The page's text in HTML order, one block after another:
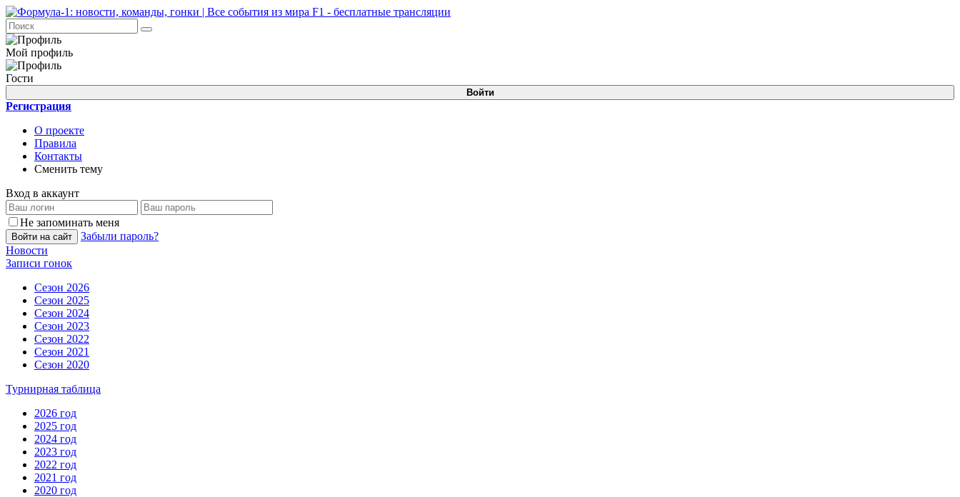
Мой профиль
Гости
Войти
Регистрация
О проекте
Правила
Контакты
Сменить тему
Вход в аккаунт
Не запоминать меня
Войти на сайт
Забыли пароль?
Новости
Записи гонок
Сезон 2026
Сезон 2025
Сезон 2024
Сезон 2023
Сезон 2022
Сезон 2021
Сезон 2020
Турнирная таблица
2026 год
2025 год
2024 год
2023 год
2022 год
2021 год
2020 год